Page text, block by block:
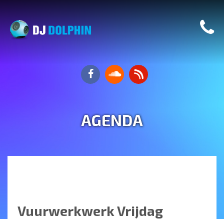
AGENDA
Vuurwerkwerk Vrijdag